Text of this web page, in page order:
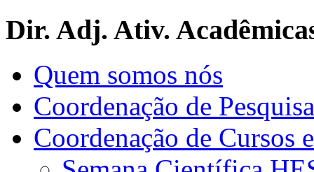
Dir. Adj. Ativ.
Quem somos nós
Coordenação de Pesquisa
Coordenação de Cursos